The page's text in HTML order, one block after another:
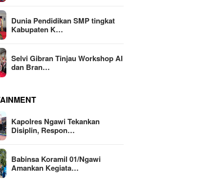
Dunia Pendidikan SMP tingkat
Kabupaten K…
Selvi Gibran Tinjau Workshop AI
dan Bran…
Kapolres Ngawi Tekankan
Disiplin, Respon…
Babinsa Koramil 01/Ngawi
Amankan Kegiata…